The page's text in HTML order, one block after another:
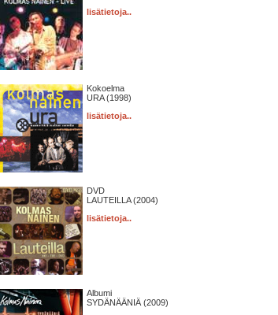
lisätietoja..
Kokoelma
URA (1998)
lisätietoja..
DVD
LAUTEILLA (2004)
lisätietoja..
Albumi
SYDÄNÄÄNIÄ (2009)